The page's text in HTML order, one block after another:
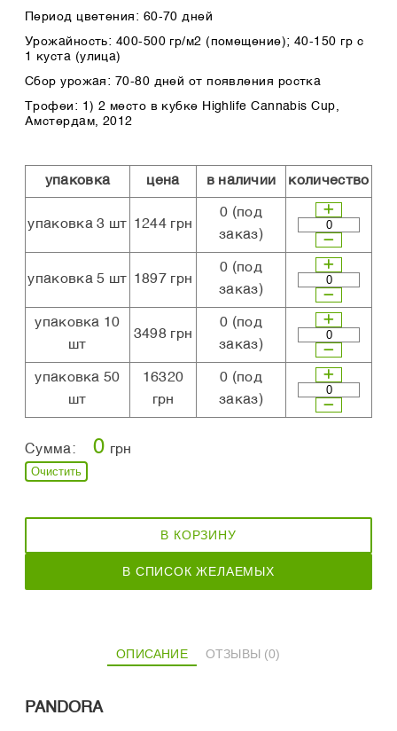
Период цветения: 60-70 дней
Урожайность: 400-500 гр/м2 (помещение); 40-150 гр с
1 куста (улица)
Сбор урожая: 70-80 дней от появления ростка
Трофеи: 1) 2 место в кубке Highlife Cannabis Cup,
Амстердам, 2012
упаковка цена в наличии количество
упаковка 3 шт 1244 грн
0 (под
заказ)
упаковка 5 шт 1897 грн
0 (под
заказ)
упаковка 10
шт
3498 грн
0 (под
заказ)
упаковка 50
шт
16320
грн
0 (под
заказ)
Сумма: 0 грн
Очистить
В КОРЗИНУ
В СПИСОК ЖЕЛАЕМЫХ
ОПИСАНИЕ ОТЗЫВЫ (0)
PANDORA